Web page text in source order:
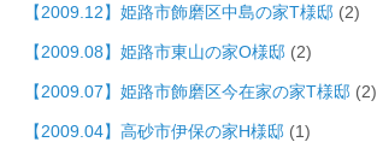
【2009.12】姫路市飾磨区中島の家T様邸 (2)
【2009.08】姫路市東山の家O様邸 (2)
【2009.07】姫路市飾磨区今在家の家T様邸 (2)
【2009.04】高砂市伊保の家H様邸 (1)